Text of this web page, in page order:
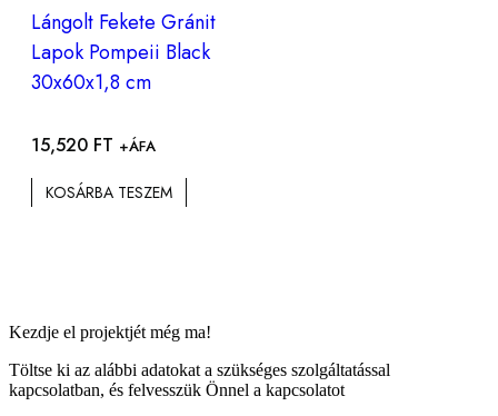
Lángolt Fekete Gránit
Lapok Pompeii Black
30x60x1,8 cm
15,520 FT +ÁFA
KOSÁRBA TESZEM
Kezdje el projektjét még ma!
Töltse ki az alábbi adatokat a szükséges szolgáltatással
kapcsolatban, és felvesszük Önnel a kapcsolatot